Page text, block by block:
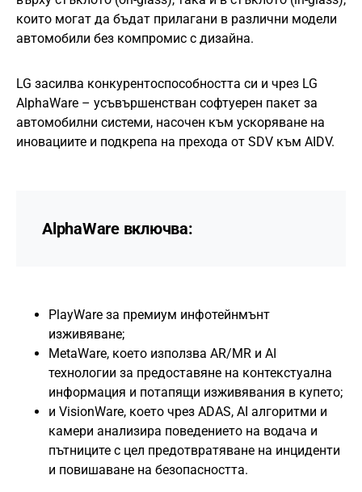
които могат да бъдат прилагани в различни модели
автомобили без компромис с дизайна.
LG засилва конкурентоспособността си и чрез LG
AlphaWare – усъвършенстван софтуерен пакет за
автомобилни системи, насочен към ускоряване на
иновациите и подкрепа на прехода от SDV към AIDV.
AlphaWare включва:
PlayWare за премиум инфотейнмънт
изживяване;
MetaWare, което използва AR/MR и AI
технологии за предоставяне на контекстуална
информация и потапящи изживявания в купето;
и VisionWare, което чрез ADAS, AI алгоритми и
камери анализира поведението на водача и
пътниците с цел предотвратяване на инциденти
и повишаване на безопасността.